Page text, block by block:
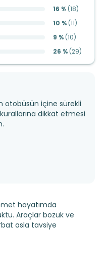
16 % (18)
10 % (11)
9 % (10)
26 % (29)
otobüsün içine sürekli
dikkat etmesi
hayatımda
Araçlar bozuk ve
asla tavsiye